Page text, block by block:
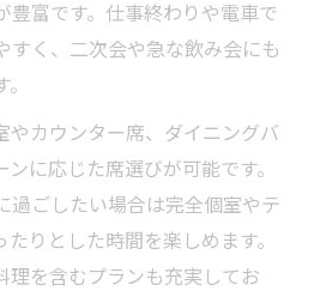
豊富です。仕事終わりや電車で
すく、二次会や急な飲み会にも
やカウンター席、ダイニングバ
に応じた席選びが可能です。
過ごしたい場合は完全個室やテ
りとした時間を楽しめます。
理を含むプランも充実してお